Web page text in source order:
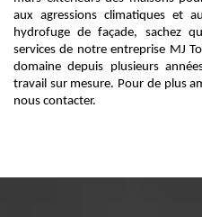
aux agressions climatiques et
hydrofuge de façade, sachez
services de notre entreprise MJ
domaine depuis plusieurs
travail sur mesure. Pour de plus
nous contacter.